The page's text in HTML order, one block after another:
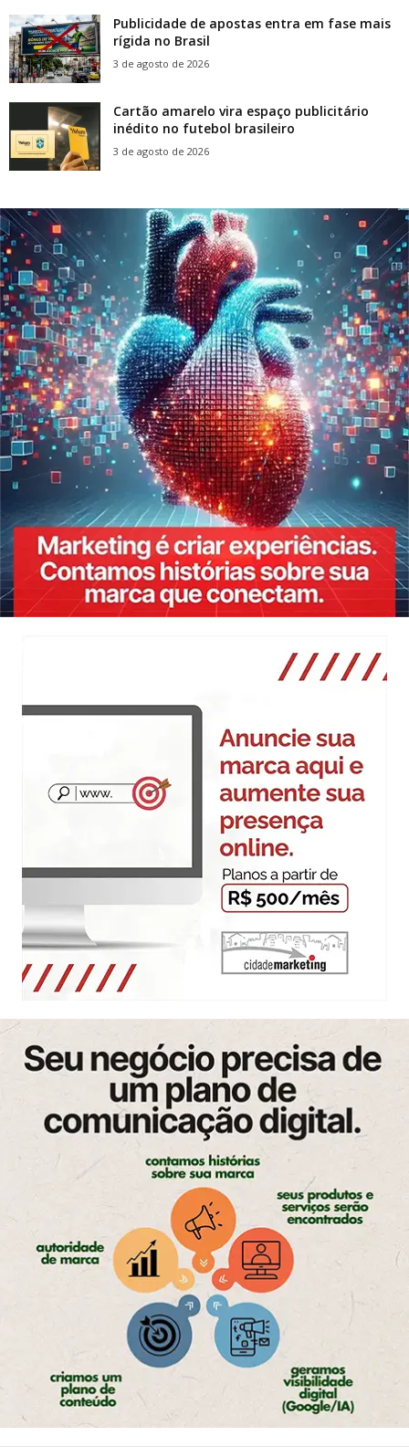
Publicidade de apostas entra em fase mais
rígida no Brasil
3 de agosto de 2026
Cartão amarelo vira espaço publicitário
inédito no futebol brasileiro
3 de agosto de 2026